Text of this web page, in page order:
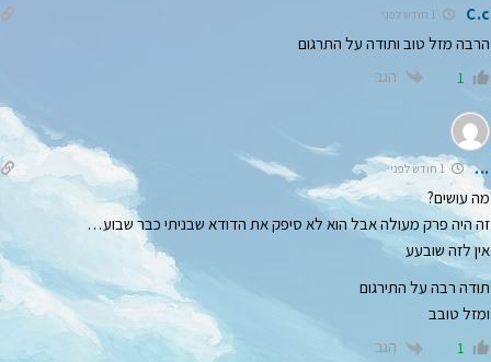
C.c
הרבה מזל טוב ותודה על התרגום
1 הגב
... 1 חודש לפני
מה עושים?
זה היה פרק מעולה אבל הוא לא סיפק את הדודא שבניתי כבר שבוע…
אין לזה שובעע
תודה רבה על התירגום
ומזל טובב
1 הגב